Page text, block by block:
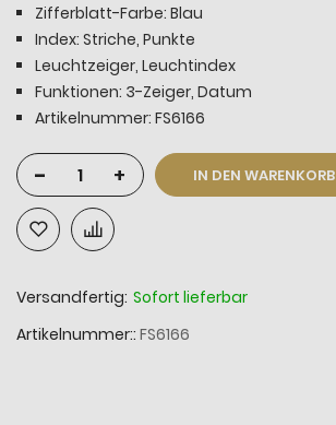
Zifferblatt-Farbe: Blau
Index: Striche, Punkte
Leuchtzeiger, Leuchtindex
Funktionen: 3-Zeiger, Datum
Artikelnummer: FS6166
- + IN DEN WARENKORB
Versandfertig: Sofort lieferbar
Artikelnummer: FS6166